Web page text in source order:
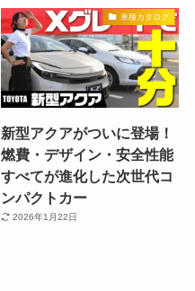
車種カタログ
新型アクアがついに登場！
燃費・デザイン・安全性能
すべてが進化した次世代コ
ンパクトカー
2026年1月22日